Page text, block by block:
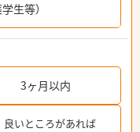
生等）
3ヶ月以内
良いところがあれば